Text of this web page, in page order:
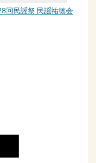
回民謡祭 民謡祐徳会